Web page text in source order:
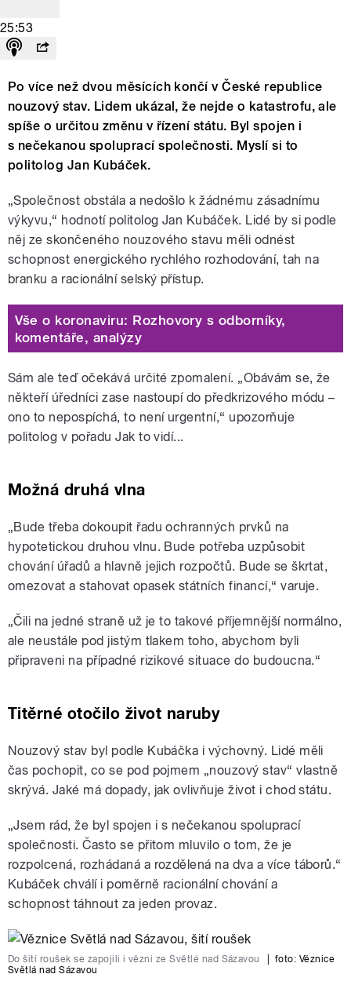
25:53
Po více než dvou měsících končí v České republice
nouzový stav. Lidem ukázal, že nejde o katastrofu, ale
spíše o určitou změnu v řízení státu. Byl spojen i
s nečekanou spoluprací společnosti. Myslí si to
politolog Jan Kubáček.
„Společnost obstála a nedošlo k žádnému zásadnímu
výkyvu,“ hodnotí politolog Jan Kubáček. Lidé by si podle
něj ze skončeného nouzového stavu měli odnést
schopnost energického rychlého rozhodování, tah na
branku a racionální selský přístup.
Vše o koronaviru: Rozhovory s odborníky,
komentáře, analýzy
Sám ale teď očekává určité zpomalení. „Obávám se, že
někteří úředníci zase nastoupí do předkrizového módu –
ono to nepospíchá, to není urgentní,“ upozorňuje
politolog v pořadu Jak to vidí...
Možná druhá vlna
„Bude třeba dokoupit řadu ochranných prvků na
hypotetickou druhou vlnu. Bude potřeba uzpůsobit
chování úřadů a hlavně jejich rozpočtů. Bude se škrtat,
omezovat a stahovat opasek státních financí,“ varuje.
„Čili na jedné straně už je to takové příjemnější normálno,
ale neustále pod jistým tlakem toho, abychom byli
připraveni na případné rizikové situace do budoucna.“
Titěrné otočilo život naruby
Nouzový stav byl podle Kubáčka i výchovný. Lidé měli
čas pochopit, co se pod pojmem „nouzový stav“ vlastně
skrývá. Jaké má dopady, jak ovlivňuje život i chod státu.
„Jsem rád, že byl spojen i s nečekanou spoluprací
společnosti. Často se přitom mluvilo o tom, že je
rozpolcená, rozhádaná a rozdělená na dva a více táborů.“
Kubáček chválí i poměrně racionální chování a
schopnost táhnout za jeden provaz.
Do šití roušek se zapojili i vězni ze Světlé nad Sázavou foto: Věznice
Světlá nad Sázavou